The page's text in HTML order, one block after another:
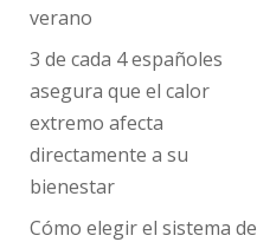
verano
3 de cada 4 españoles
asegura que el calor
extremo afecta
directamente a su
bienestar
Cómo elegir el sistema de